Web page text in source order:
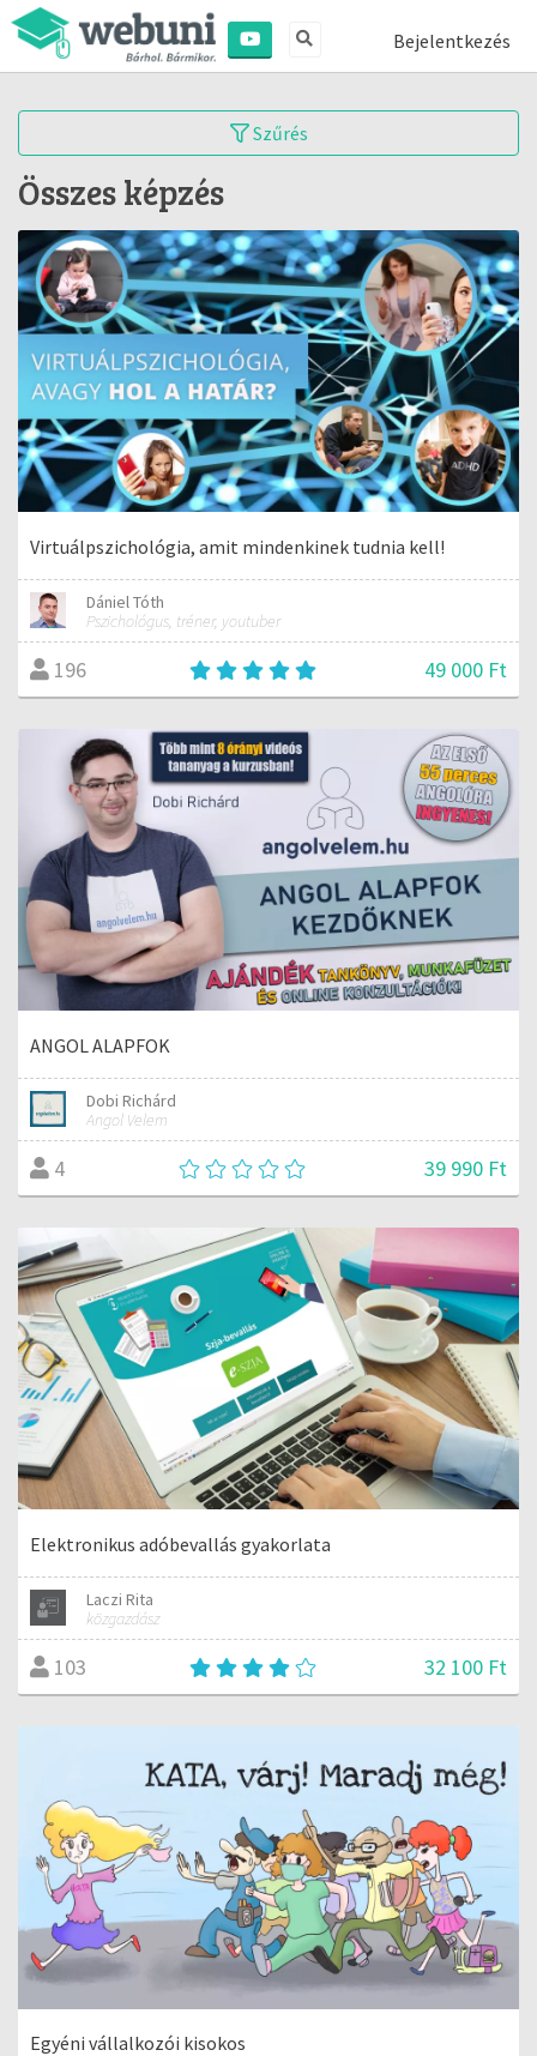
Bejelentkezés
Szűrés
Összes képzés
Virtuálpszichológia, amit mindenkinek tudnia kell!
Dániel Tóth
Pszichológus, tréner, youtuber
196 49 000 Ft
ANGOL ALAPFOK
Dobi Richárd
Angol Velem
4 39 990 Ft
Elektronikus adóbevallás gyakorlata
Laczi Rita
közgazdász
103 32 100 Ft
Egyéni vállalkozói kisokos